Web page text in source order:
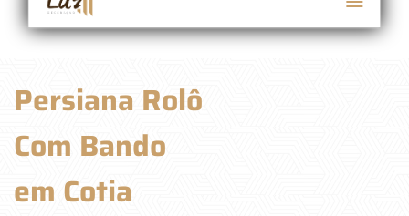
Persiana Rolô
Com Bando
em Cotia